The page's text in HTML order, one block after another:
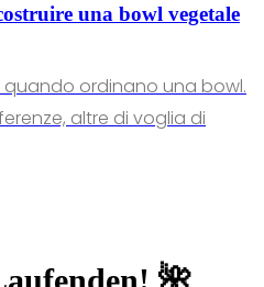
una bowl vegetale
ordinano una bowl.
altre di voglia di